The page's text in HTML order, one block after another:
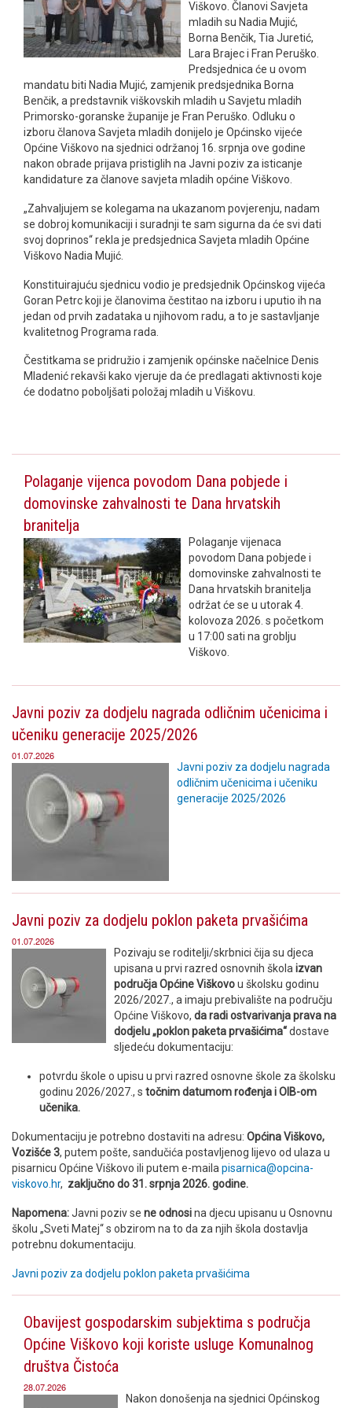
Viškovo. Članovi Savjeta
mladih su Nadia Mujić,
Borna Benčik, Tia Juretić,
Lara Brajec i Fran Peruško.
Predsjednica će u ovom
mandatu biti Nadia Mujić, zamjenik predsjednika Borna
Benčik, a predstavnik viškovskih mladih u Savjetu mladih
Primorsko-goranske županije je Fran Peruško. Odluku o
izboru članova Savjeta mladih donijelo je Općinsko vijeće
Općine Viškovo na sjednici održanoj 16. srpnja ove godine
nakon obrade prijava pristiglih na Javni poziv za isticanje
kandidature za članove savjeta mladih općine Viškovo.
„Zahvaljujem se kolegama na ukazanom povjerenju, nadam
se dobroj komunikaciji i suradnji te sam sigurna da će svi dati
svoj doprinos“ rekla je predsjednica Savjeta mladih Općine
Viškovo Nadia Mujić.
Konstituirajuću sjednicu vodio je predsjednik Općinskog vijeća
Goran Petrc koji je članovima čestitao na izboru i uputio ih na
jedan od prvih zadataka u njihovom radu, a to je sastavljanje
kvalitetnog Programa rada.
Čestitkama se pridružio i zamjenik općinske načelnice Denis
Mladenić rekavši kako vjeruje da će predlagati aktivnosti koje
će dodatno poboljšati položaj mladih u Viškovu.
Polaganje vijenca povodom Dana pobjede i
domovinske zahvalnosti te Dana hrvatskih
branitelja
Polaganje vijenaca
povodom Dana pobjede i
domovinske zahvalnosti te
Dana hrvatskih branitelja
održat će se u utorak 4.
kolovoza 2026. s početkom
u 17:00 sati na groblju
Viškovo.
Javni poziv za dodjelu nagrada odličnim učenicima i
učeniku generacije 2025/2026
01.07.2026
Javni poziv za dodjelu nagrada
odličnim učenicima i učeniku
generacije 2025/2026
Javni poziv za dodjelu poklon paketa prvašićima
01.07.2026
Pozivaju se roditelji/skrbnici čija su djeca
upisana u prvi razred osnovnih škola izvan
područja Općine Viškovou školsku godinu
2026/2027., a imaju prebivalište na području
Općine Viškovo, da radi ostvarivanja prava na
dodjelu „poklon paketa prvašićima“dostave
sljedeću dokumentaciju:
potvrdu škole o upisu u prvi razred osnovne škole za školsku
godinu 2026/2027., s točnim datumom rođenja i OIB-om
učenika.
Dokumentaciju je potrebno dostaviti na adresu: Općina Viškovo,
Vozišće 3, putem pošte, sandučića postavljenog lijevo od ulaza u
pisarnicu Općine Viškovo ili putem e-maila pisarnica@opcina-
viskovo.hr, zaključno do 31. srpnja 2026. godine.
Napomena:Javni poziv se ne odnosina djecu upisanu u Osnovnu
školu „Sveti Matej“ s obzirom na to da za njih škola dostavlja
potrebnu dokumentaciju.
Javni poziv za dodjelu poklon paketa prvašićima
Obavijest gospodarskim subjektima s područja
Općine Viškovo koji koriste usluge Komunalnog
društva Čistoća
28.07.2026
Nakon donošenja na sjednici Općinskog